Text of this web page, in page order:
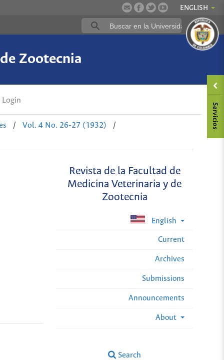
ENGLISH
Zootecnia
Login
/ Vol. 4 No. 26-27 (1932)
/
Revista de la Facultad de
Medicina Veterinaria y de
Zootecnia
English
Current
Archives
Submissions
Announcements
About
Search